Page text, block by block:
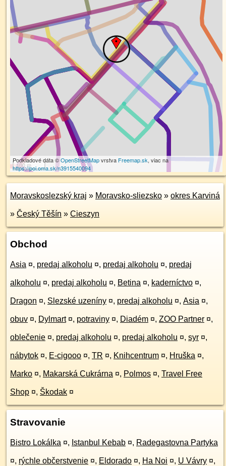
100 m
Podkladové dáta ©OpenStreetMapvrstva Freemap.sk, viac na
https://poi.oma.sk/n3915540094
Moravskoslezský kraj » Moravsko-sliezsko » okres Karviná
» Český Těšín » Cieszyn
Obchod
Asia ¤, predaj alkoholu ¤, predaj alkoholu ¤, predaj
alkoholu ¤, predaj alkoholu ¤, Betina ¤, kaderníctvo ¤,
Dragon ¤, Slezské uzeníny ¤, predaj alkoholu ¤, Asia ¤,
obuv ¤, Dylmart ¤, potraviny ¤, Diadém ¤, ZOO Partner ¤,
oblečenie ¤, predaj alkoholu ¤, predaj alkoholu ¤, syr ¤,
nábytok ¤, E-cigooo ¤, TR ¤, Knihcentrum ¤, Hruška ¤,
Marko ¤, Makarská Cukrárna ¤, Polmos ¤, Travel Free
Shop ¤, Škodak ¤
Stravovanie
Bistro Lokálka ¤, Istanbul Kebab ¤, Radegastovna Partyka
¤, rýchle občerstvenie ¤, Eldorado ¤, Ha Noi ¤, U Vávry ¤,